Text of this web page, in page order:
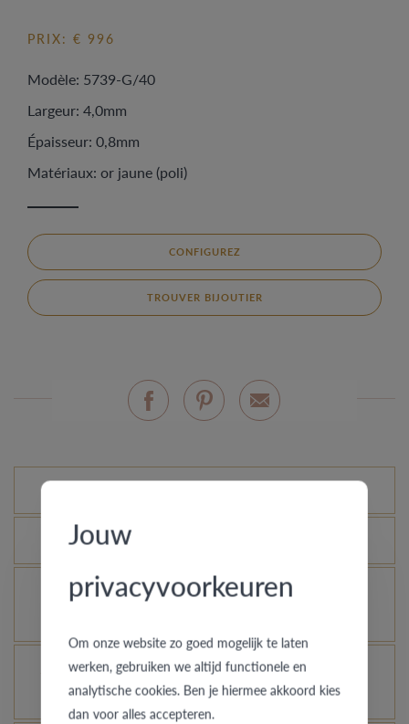
PRIX: € 996
Modèle: 5739-G/40
Largeur: 4,0mm
Épaisseur: 0,8mm
Matériaux: or jaune (poli)
CONFIGUREZ
TROUVER BIJOUTIER
Variantes standard
Qu’est-ce que le certificat d’authenticité ?
Comment votre bague en or peut-elle garder un
À quelles bagues l’assurance vol s’applique-t-
elle ?
Jouw
privacyvoorkeuren
Om onze website zo goed mogelijk te laten
werken, gebruiken we altijd functionele en
analytische cookies. Ben je hiermee akkoord kies
dan voor alles accepteren.